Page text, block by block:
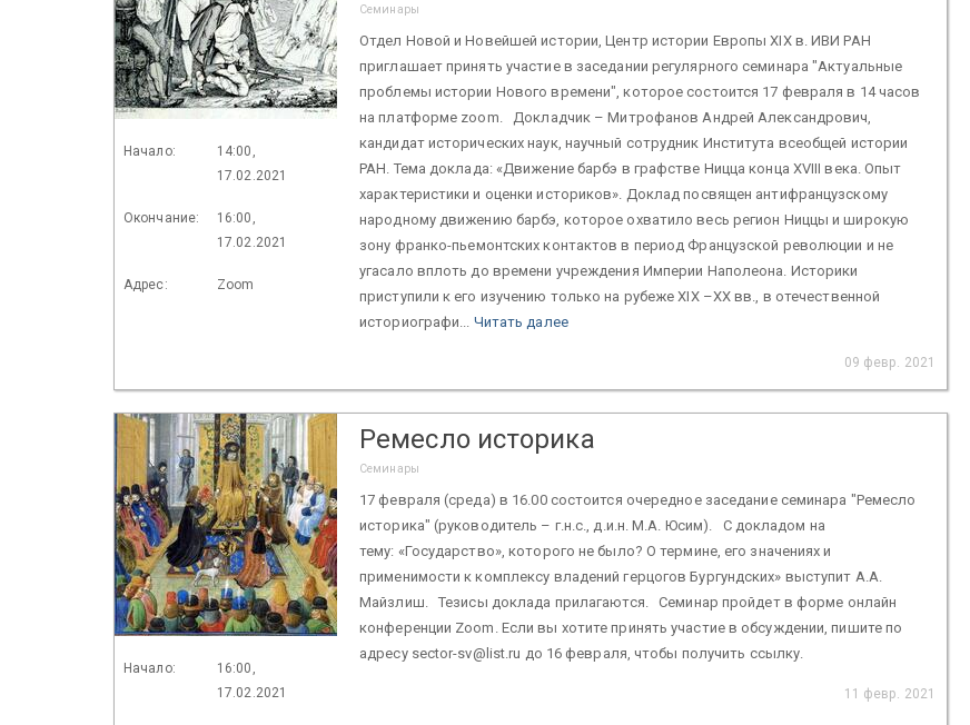
Начало:
14:00,
17.02.2021
Окончание:
16:00,
17.02.2021
Адрес: Zoom
Семинары
Отдел Новой и Новейшей истории, Центр истории Европы XIX в. ИВИ РАН
приглашает принять участие в заседании регулярного семинара "Актуальные
проблемы истории Нового времени", которое состоится 17 февраля в 14 часов
на платформе zoom. Докладчик – Митрофанов Андрей Александрович,
кандидат исторических наук, научный сотрудник Института всеобщей истории
РАН. Тема доклада: «Движение барбэ в графстве Ницца конца XVIII века. Опыт
характеристики и оценки историков». Доклад посвящен антифранцузскому
народному движению барбэ, которое охватило весь регион Ниццы и широкую
зону франко-пьемонтских контактов в период Французской революции и не
угасало вплоть до времени учреждения Империи Наполеона. Историки
приступили к его изучению только на рубеже XIX –XX вв., в отечественной
историографи... Читать далее
09 февр. 2021
Начало:
16:00,
17.02.2021
Ремесло историка
Семинары
17 февраля (среда) в 16.00 состоится очередное заседание семинара "Ремесло
историка" (руководитель – г.н.с., д.и.н. М.А. Юсим). С докладом на
тему: «Государство», которого не было? О термине, его значениях и
применимости к комплексу владений герцогов Бургундских» выступит А.А.
Майзлиш. Тезисы доклада прилагаются. Семинар пройдет в форме онлайн
конференции Zoom. Если вы хотите принять участие в обсуждении, пишите по
адресу sector-sv@list.ru до 16 февраля, чтобы получить ссылку.
11 февр. 2021